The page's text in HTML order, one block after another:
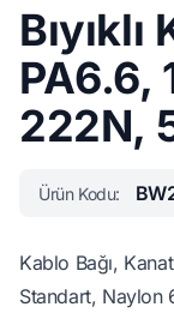
PA6.6,
222N,
Ürün Kodu:
Kablo Bağı,
Standart, Naylon